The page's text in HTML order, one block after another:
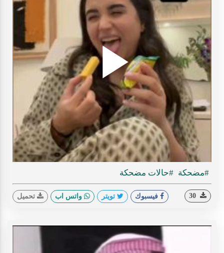
Play
#مضحكة #حالات مضحكة
فيسبوك تويتر واتس اب تحميل